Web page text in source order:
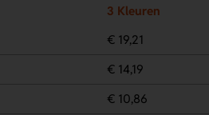
3 Kleuren
€ 19,21
€ 14,19
€ 10,86